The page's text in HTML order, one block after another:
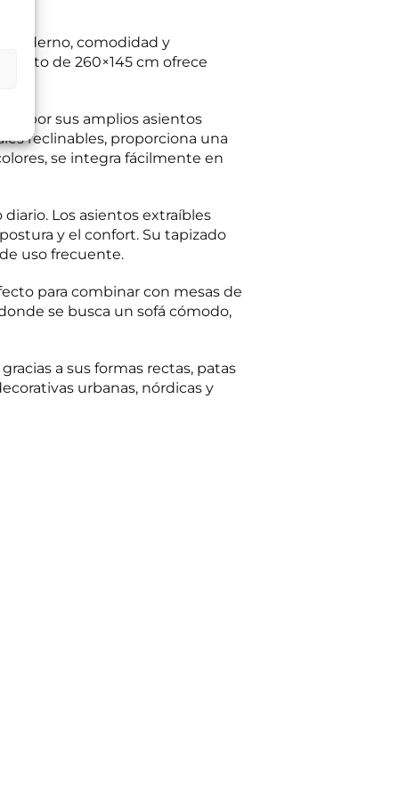
moderno, comodidad y
de 260×145 cm ofrece
por sus amplios asientos
reclinables, proporciona una
se integra fácilmente en
Los asientos extraíbles
y el confort. Su tapizado
uso frecuente.
para combinar con mesas de
se busca un sofá cómodo,
a sus formas rectas, patas
urbanas, nórdicas y
planteadas y,
del
Se conservarán
adicional: